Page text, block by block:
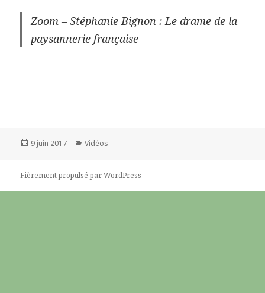
Zoom – Stéphanie Bignon : Le drame de la
paysannerie française
Publié
9 juin 2017 Catégories
Vidéos
Fièrement propulsé par WordPress